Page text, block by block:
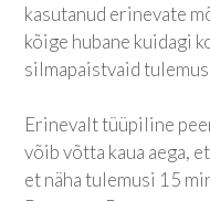
kasutanud erinevate
kõige hubane kuidagi
silmapaistvaid
Erinevalt tüüpiline
võib võtta kaua aega,
et näha tulemusi 15